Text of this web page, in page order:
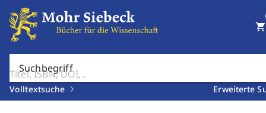
Suchbegriff
Volltextsuche Erweiterte
shopping_cart